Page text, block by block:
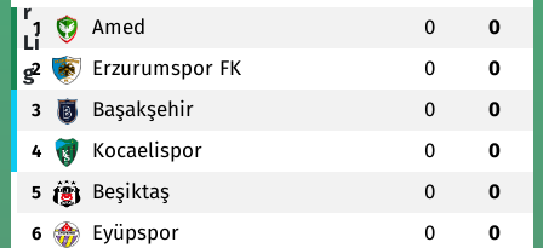
1 Amed 0 0
2 Erzurumspor FK 0 0
3 Başakşehir 0 0
4 Kocaelispor 0 0
5 Beşiktaş 0 0
6 Eyüpspor 0 0